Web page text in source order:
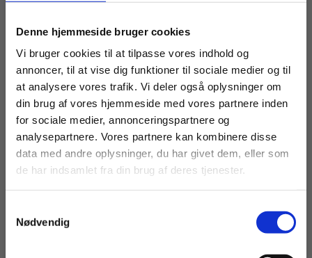
Denne hjemmeside bruger cookies
Vi bruger cookies til at tilpasse vores indhold og
annoncer, til at vise dig funktioner til sociale medier og til
at analysere vores trafik. Vi deler også oplysninger om
din brug af vores hjemmeside med vores partnere inden
for sociale medier, annonceringspartnere og
analysepartnere. Vores partnere kan kombinere disse
data med andre oplysninger, du har givet dem, eller som
de har indsamlet fra din brug af deres tjenester.
Nødvendig
2 formater
Aurum 2, 2. udg.
Køb læremidler og find masterclasses mm.
Fortsæt som:
For privatkunder og
studerende. Du får
vist priser inkl.
For institutioner og
virksomheder. Du
får vist priser ekskl.